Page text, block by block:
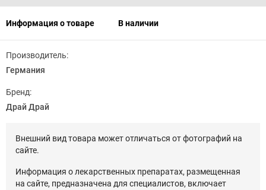
Информация о товаре В наличии
Производитель:
Германия
Бренд:
Драй Драй
Внешний вид товара может отличаться от фотографий на
сайте.
Информация о лекарственных препаратах, размещенная
на сайте, предназначена для специалистов, включает